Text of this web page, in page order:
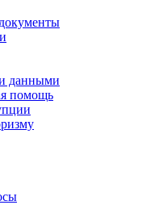
данными
помощь